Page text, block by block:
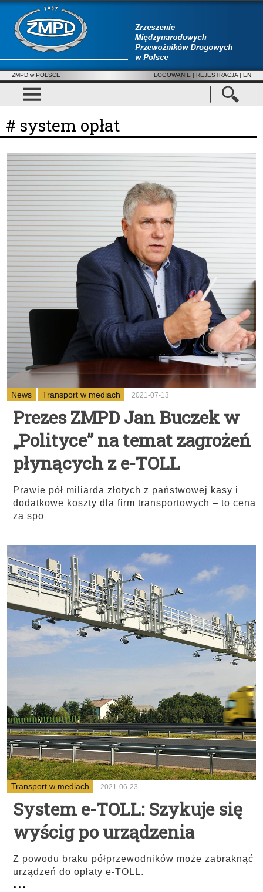
ZMPD w POLSCE LOGOWANIE | REJESTRACJA | EN
# system opłat
News Transport w mediach 2021-07-13
Prezes ZMPD Jan Buczek w
„Polityce” na temat zagrożeń
płynących z e-TOLL
Prawie pół miliarda złotych z państwowej kasy i
dodatkowe koszty dla firm transportowych – to cena
za spo
Transport w mediach 2021-06-23
System e-TOLL: Szykuje się
wyścig po urządzenia
Z powodu braku półprzewodników może zabraknąć
urządzeń do opłaty e-TOLL.
...